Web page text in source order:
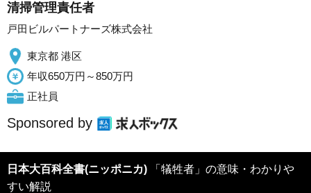
清掃管理責任者
戸田ビルパートナーズ株式会社
東京都 港区
年収650万円～850万円
正社員
Sponsored by
日本大百科全書(ニッポニカ)
すい解説